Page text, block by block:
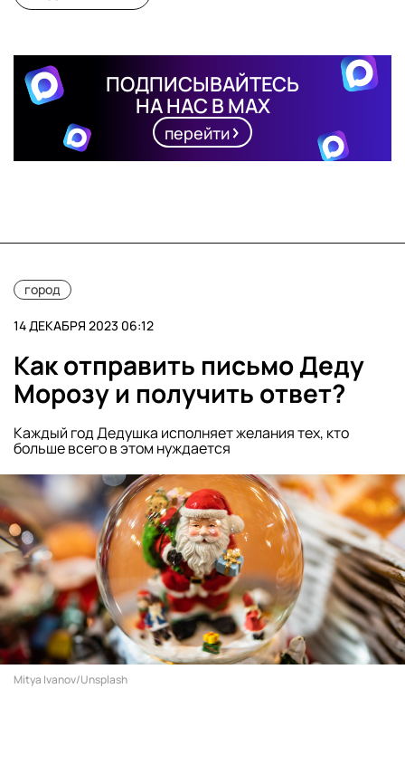
ПОДПИСЫВАЙТЕСЬ
НА НАС В MAX
перейти
город
14 ДЕКАБРЯ 2023 06:12
Как отправить письмо Деду
Морозу и получить ответ?
Каждый год Дедушка исполняет желания тех, кто
больше всего в этом нуждается
Mitya Ivanov/Unsplash